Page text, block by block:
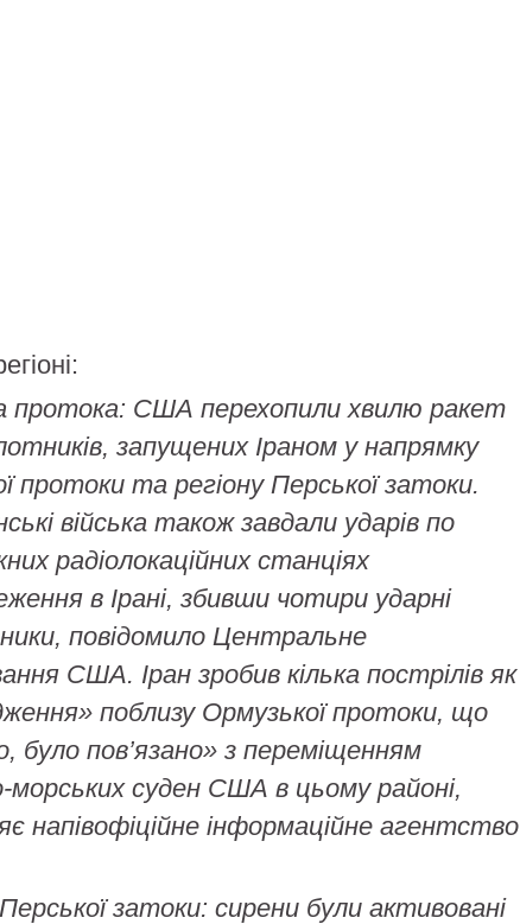
протока: США перехопили хвилю ракет
запущених Іраном у напрямку
протоки та регіону Перської затоки.
війська також завдали ударів по
радіолокаційних станціях
в Ірані, збивши чотири ударні
повідомило Центральне
США. Іран зробив кілька пострілів як
поблизу Ормузької протоки, що
було пов’язано» з переміщенням
морських суден США в цьому районі,
напівофіційне інформаційне агентство
затоки: сирени були активовані